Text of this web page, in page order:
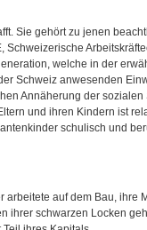
Sie gehört zu jenen
welche in der
Schweiz anwesenden
Annäherung der
und ihren Kindern ist
schulisch und
auf dem Bau, ihre
ihrer schwarzen Locken